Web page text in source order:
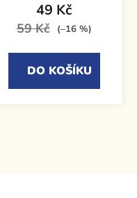
49 Kč
59 Kč (–16 %)
DO KOŠÍKU